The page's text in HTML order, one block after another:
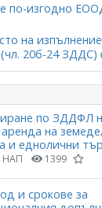
по-изгодно
на
(чл. 20б-24 ЗДДС)
по ЗДДФЛ
на
и еднолични
НАП 1399
и срокове за